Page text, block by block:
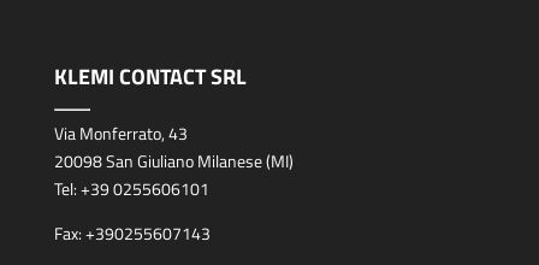
KLEMI CONTACT SRL
Via Monferrato, 43
20098 San Giuliano Milanese (MI)
Tel:+39 0255606101
Fax:+390255607143